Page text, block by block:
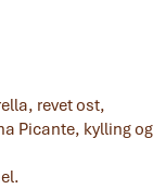
revet ost,
Picante, kylling og